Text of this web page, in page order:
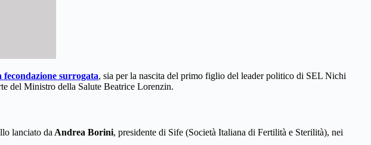
fecondazione surrogata, sia per la nascita del primo figlio del leader politico di SEL Nichi
del Ministro della Salute Beatrice Lorenzin.
lanciato da Andrea Borini, presidente di Sife (Società Italiana di Fertilità e Sterilità), nei